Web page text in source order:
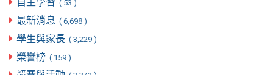
( 53 )
最新消息 ( 6,698 )
學生與家長 ( 3,229 )
榮譽榜 ( 159 )